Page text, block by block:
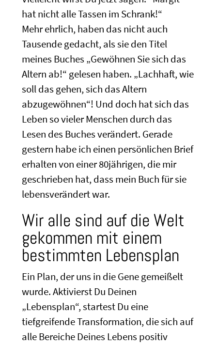
hat nicht alle Tassen im Schrank!“
Mehr ehrlich, haben das nicht auch
Tausende gedacht, als sie den Titel
meines Buches „Gewöhnen Sie sich das
Altern ab!“ gelesen haben. „Lachhaft, wie
soll das gehen, sich das Altern
abzugewöhnen“! Und doch hat sich das
Leben so vieler Menschen durch das
Lesen des Buches verändert. Gerade
gestern habe ich einen persönlichen Brief
erhalten von einer 80jährigen, die mir
geschrieben hat, dass mein Buch für sie
lebensverändert war.
Wir alle sind auf die Welt
gekommen mit einem
bestimmten Lebensplan
Ein Plan, der uns in die Gene gemeißelt
wurde. Aktivierst Du Deinen
„Lebensplan“, startest Du eine
tiefgreifende Transformation, die sich auf
alle Bereiche Deines Lebens positiv